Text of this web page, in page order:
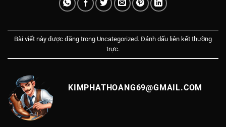
Bài viết này được đăng trong Uncategorized. Đánh dấu liên kết thường
trực.
KIMPHATHOANG69@GMAIL.COM